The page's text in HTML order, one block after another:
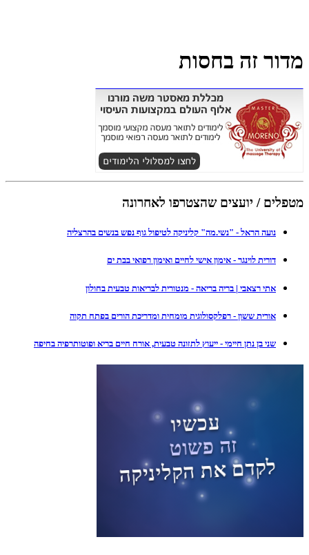
מדור זה בחסות
מטפלים / יועצים שהצטרפו לאחרונה
נועה הראל - "נשי.מה" קליניקה לטיפול גוף נפש בנשים בהרצליה
דורית לוינגר - אימון אישי לחיים ואימון רפואי בבת ים
אתי רצאבי | בריה בריאה - מנטורית לבריאות טבעית בחולון
אורית ששון - רפלקסולוגית מומחית ומדריכת הורים בפתח תקוה
שני בן נתן חיימי - ייעוץ לתזונה טבעית, אורח חיים בריא ופוטותרפיה בחיפה